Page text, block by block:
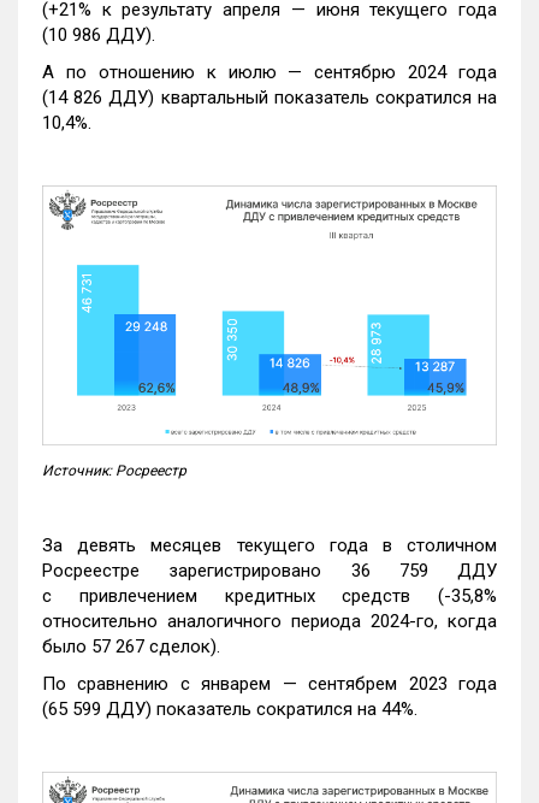
(+21% к результату апреля — июня текущего года
(10 986 ДДУ).
А по отношению к июлю — сентябрю 2024 года
(14 826 ДДУ) квартальный показатель сократился на
10,4%.
Источник: Росреестр
За девять месяцев текущего года в столичном
Росреестре зарегистрировано 36 759 ДДУ
с привлечением кредитных средств (-35,8%
относительно аналогичного периода 2024-го, когда
было 57 267 сделок).
По сравнению с январем — сентябрем 2023 года
(65 599 ДДУ) показатель сократился на 44%.